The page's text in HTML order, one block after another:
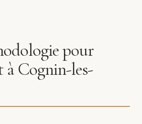
pour
Cognin-les-